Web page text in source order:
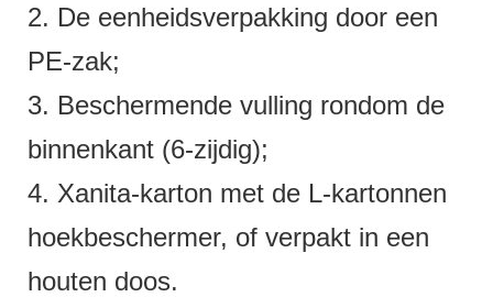
2. De eenheidsverpakking door een
PE-zak;
3. Beschermende vulling rondom de
binnenkant (6-zijdig);
4. Xanita-karton met de L-kartonnen
hoekbeschermer, of verpakt in een
houten doos.